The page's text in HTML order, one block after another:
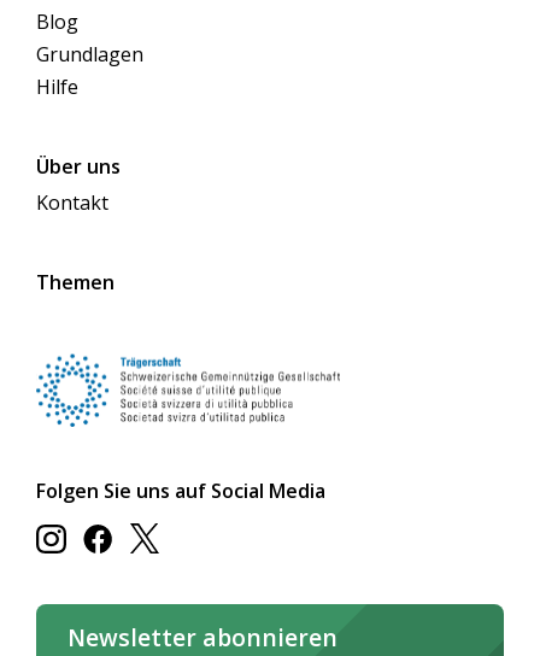
Blog
Grundlagen
Hilfe
Über uns
Kontakt
Themen
Folgen Sie uns auf Social Media
Newsletter abonnieren